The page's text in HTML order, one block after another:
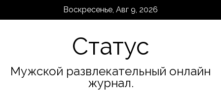
Воскресенье, Авг 9, 2026
Статус
Мужской развлекательный онлайн
журнал.